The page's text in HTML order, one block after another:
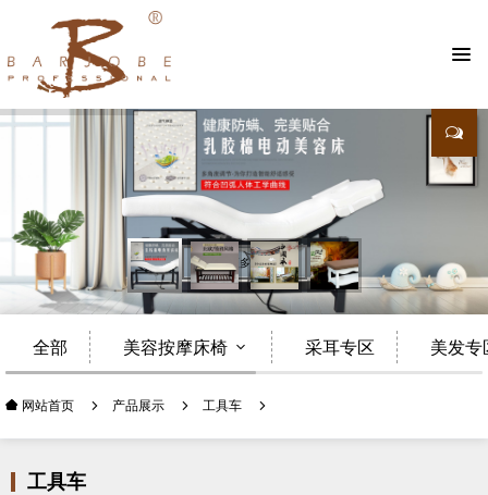
查看更多
全部 美容按摩床椅 采耳专区 美发
网站首页 产品展示 工具车
工具车